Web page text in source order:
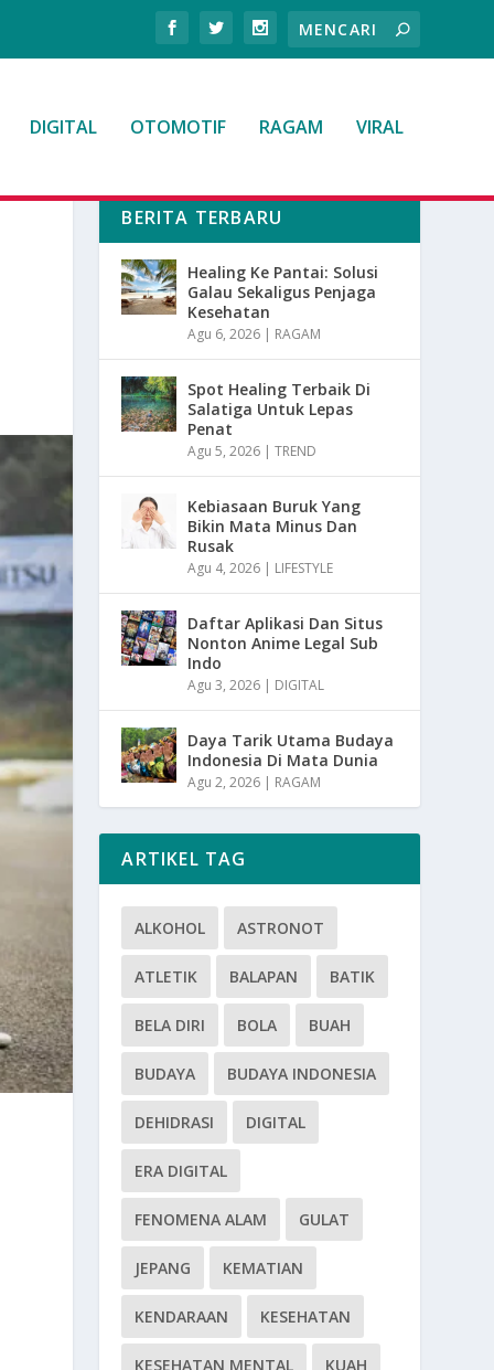
DIGITAL OTOMOTIF RAGAM VIRAL
BERITA TERBARU
Healing Ke Pantai: Solusi
Galau Sekaligus Penjaga
Kesehatan
Agu 6, 2026 | RAGAM
Spot Healing Terbaik Di
Salatiga Untuk Lepas
Penat
Agu 5, 2026 |TREND
Kebiasaan Buruk Yang
Bikin Mata Minus Dan
Rusak
Agu 4, 2026 | LIFESTYLE
Daftar Aplikasi Dan Situs
Nonton Anime Legal Sub
Indo
Agu 3, 2026 | DIGITAL
Daya Tarik Utama Budaya
Indonesia Di Mata Dunia
Agu 2, 2026 | RAGAM
ARTIKEL TAG
ALKOHOL ASTRONOT
ATLETIK BALAPAN BATIK
BELA DIRI BOLA BUAH
BUDAYA BUDAYA INDONESIA
DEHIDRASI DIGITAL
ERA DIGITAL
FENOMENA ALAM GULAT
JEPANG KEMATIAN
KENDARAAN KESEHATAN
KESEHATAN MENTAL KUAH